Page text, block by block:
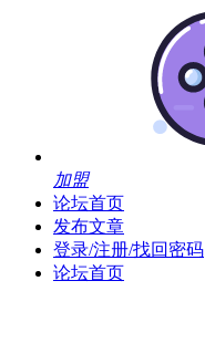
加盟
论坛首页
发布文章
登录/注册/找回密码
论坛首页